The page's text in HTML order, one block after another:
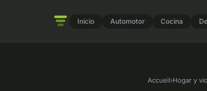
Inicio Automotor Cocina
Accueil›Hogar y